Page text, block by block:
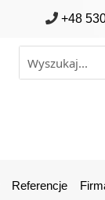
+48
Referencje